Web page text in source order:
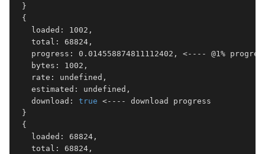
}
{
   loaded: 1002,
   total: 68824,
progress: 0.014558874811112402, <---- @1%
   bytes: 1002,
   rate: undefined,
   estimated: undefined,
   download:
true <---- download progress
}
{
   loaded: 68824,
   total: 68824,